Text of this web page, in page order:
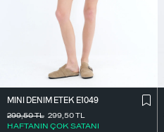
MINI DENIM ETEK E1049
299,50TL
HAFTANIN ÇOK SATANI
299,50TL